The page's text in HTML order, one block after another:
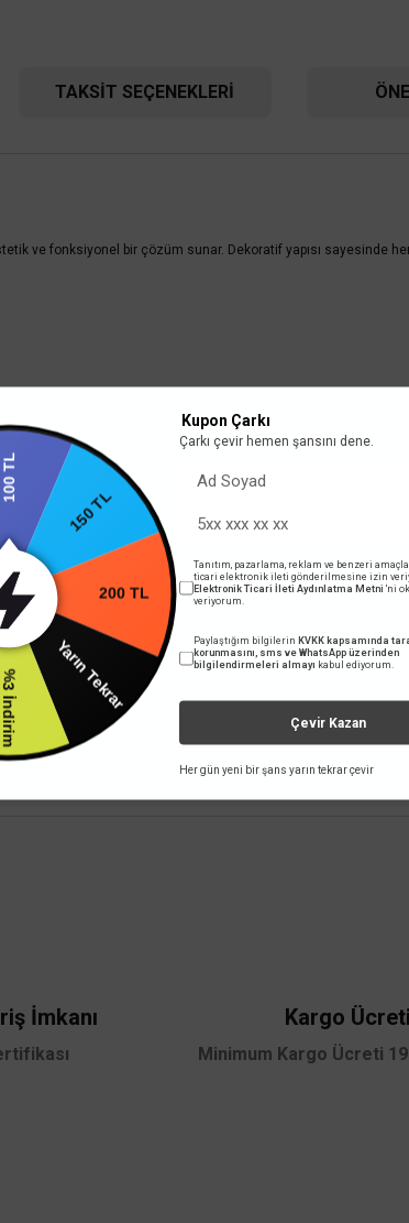
TAKSIT SEÇENEKLERI
ve fonksiyonel bir çözüm sunar. Dekoratif yapısı sayesinde
sunar. Şık tasarımı ile mekan dekorasyonunu tamamlar ve
İmkanı Kargo Ücreti
Minimum Kargo Ücreti
100 TL
150 TL
200 TL
Yarın Tekrar
%3 İndirim
Kupon Çarkı
Çarkı çevir hemen şansını dene.
Tanıtım, pazarlama, reklam ve benzeri
ticari elektronik ileti gönderilmesine izin
Elektronik Ticari İleti Aydınlatma Metni 'ni
veriyorum.
Paylaştığım bilgilerin KVKK kapsamında
korunmasını, sms ve WhatsApp üzerinden
bilgilendirmeleri almayı kabul ediyorum.
Çevir Kazan
Her gün yeni bir şans yarın tekrar çevir